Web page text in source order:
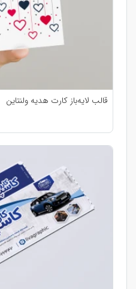
قالب لایه‌باز کارت هدیه ولنتاین